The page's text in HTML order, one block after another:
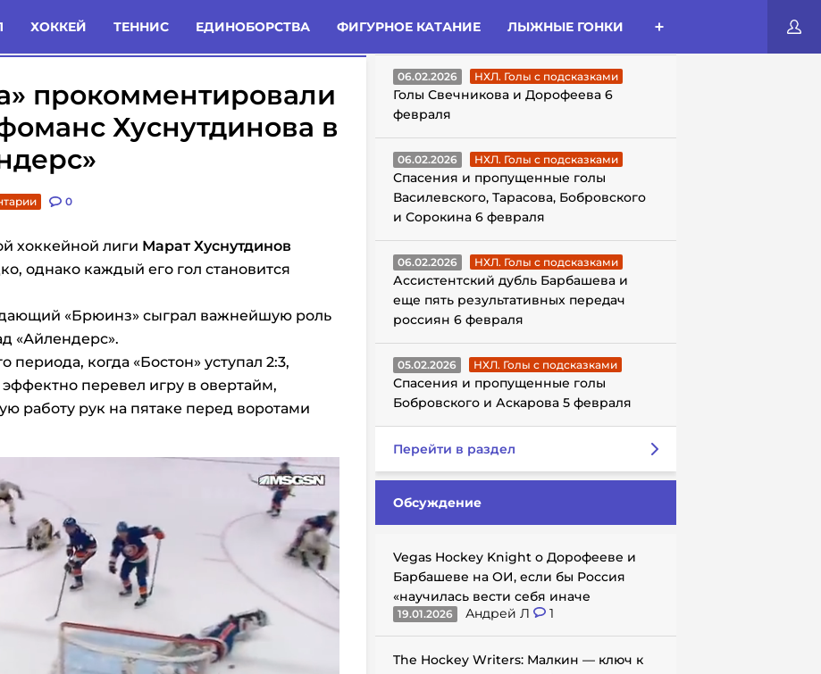
ХОККЕЙ ТЕННИС ЕДИНОБОРСТВА ФИГУРНОЕ КАТАНИЕ ЛЫЖНЫЕ ГОНКИ
Статьи Комменты Новости
прокомментировали
Хуснутдинова в
0
хоккейной лиги Марат Хуснутдинов
однако каждый его гол становится
«Брюинз» сыграл важнейшую роль
«Айлендерс».
периода, когда «Бостон» уступал 2:3,
перевел игру в овертайм,
работу рук на пятаке перед воротами
ГОЛЫ С ПОДСКАЗКАМИ
06.02.2026 НХЛ. Голы с подсказками
Голы Свечникова и Дорофеева 6
февраля
06.02.2026 НХЛ. Голы с подсказками
Спасения и пропущенные голы
Василевского, Тарасова, Бобровского
и Сорокина 6 февраля
06.02.2026 НХЛ. Голы с подсказками
Ассистентский дубль Барбашева и
еще пять результативных передач
россиян 6 февраля
05.02.2026 НХЛ. Голы с подсказками
Спасения и пропущенные голы
Бобровского и Аскарова 5 февраля
Перейти в раздел
Обсуждение
Vegas Hockey Knight о Дорофееве и
Барбашеве на ОИ, если бы Россия
«научилась вести себя иначе
19.01.2026 Андрей Л 1
The Hockey Writers: Малкин — ключ к